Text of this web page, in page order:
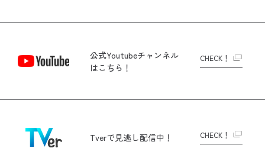
公式Youtubeチャンネル
はこちら！
CHECK！
Tverで見逃し配信中！ CHECK！